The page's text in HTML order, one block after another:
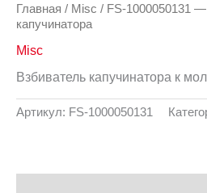
Главная / Misc / FS-1000050131
капучинатора
Misc
Взбиватель капучинатора к
Артикул: FS-1000050131